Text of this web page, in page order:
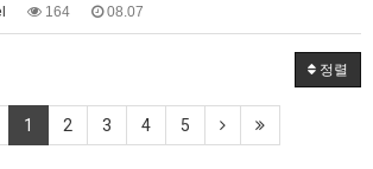
164 08.07
정렬
1 2 3 4 5